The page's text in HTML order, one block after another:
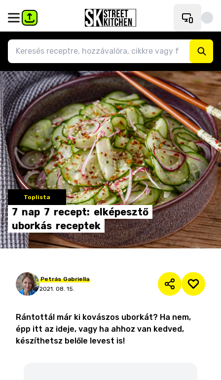
Toplista
7 nap 7 recept: elképesztő
uborkás receptek
Petrás Gabriella
2021. 08. 15.
Rántottál már ki kovászos uborkát? Ha nem,
épp itt az ideje, vagy ha ahhoz van kedved,
készíthetsz belőle levest is!